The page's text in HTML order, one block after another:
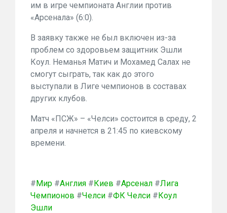
им в игре чемпионата Англии против
«Арсенала» (6:0).
В заявку также не был включен из-за
проблем со здоровьем защитник Эшли
Коул. Неманья Матич и Мохамед Салах не
смогут сыграть, так как до этого
выступали в Лиге чемпионов в составах
других клубов.
Матч «ПСЖ» – «Челси» состоится в среду, 2
апреля и начнется в 21:45 по киевскому
времени.
#Мир #Англия #Киев #Арсенал #Лига
Чемпионов #Челси #ФК Челси #Коул
Эшли